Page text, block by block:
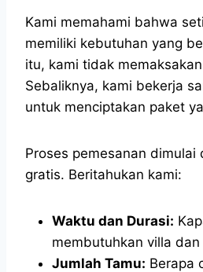
Kami memahami bahwa
memiliki kebutuhan yang
itu, kami tidak
Sebaliknya, kami bekerja
untuk menciptakan paket
Proses pemesanan dimulai
gratis. Beritahukan kami:
Waktu dan Durasi:
membutuhkan villa
Jumlah Tamu: Berapa